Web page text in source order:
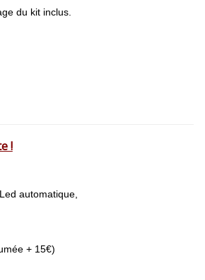
du kit inclus.
!
automatique,
+ 15€)